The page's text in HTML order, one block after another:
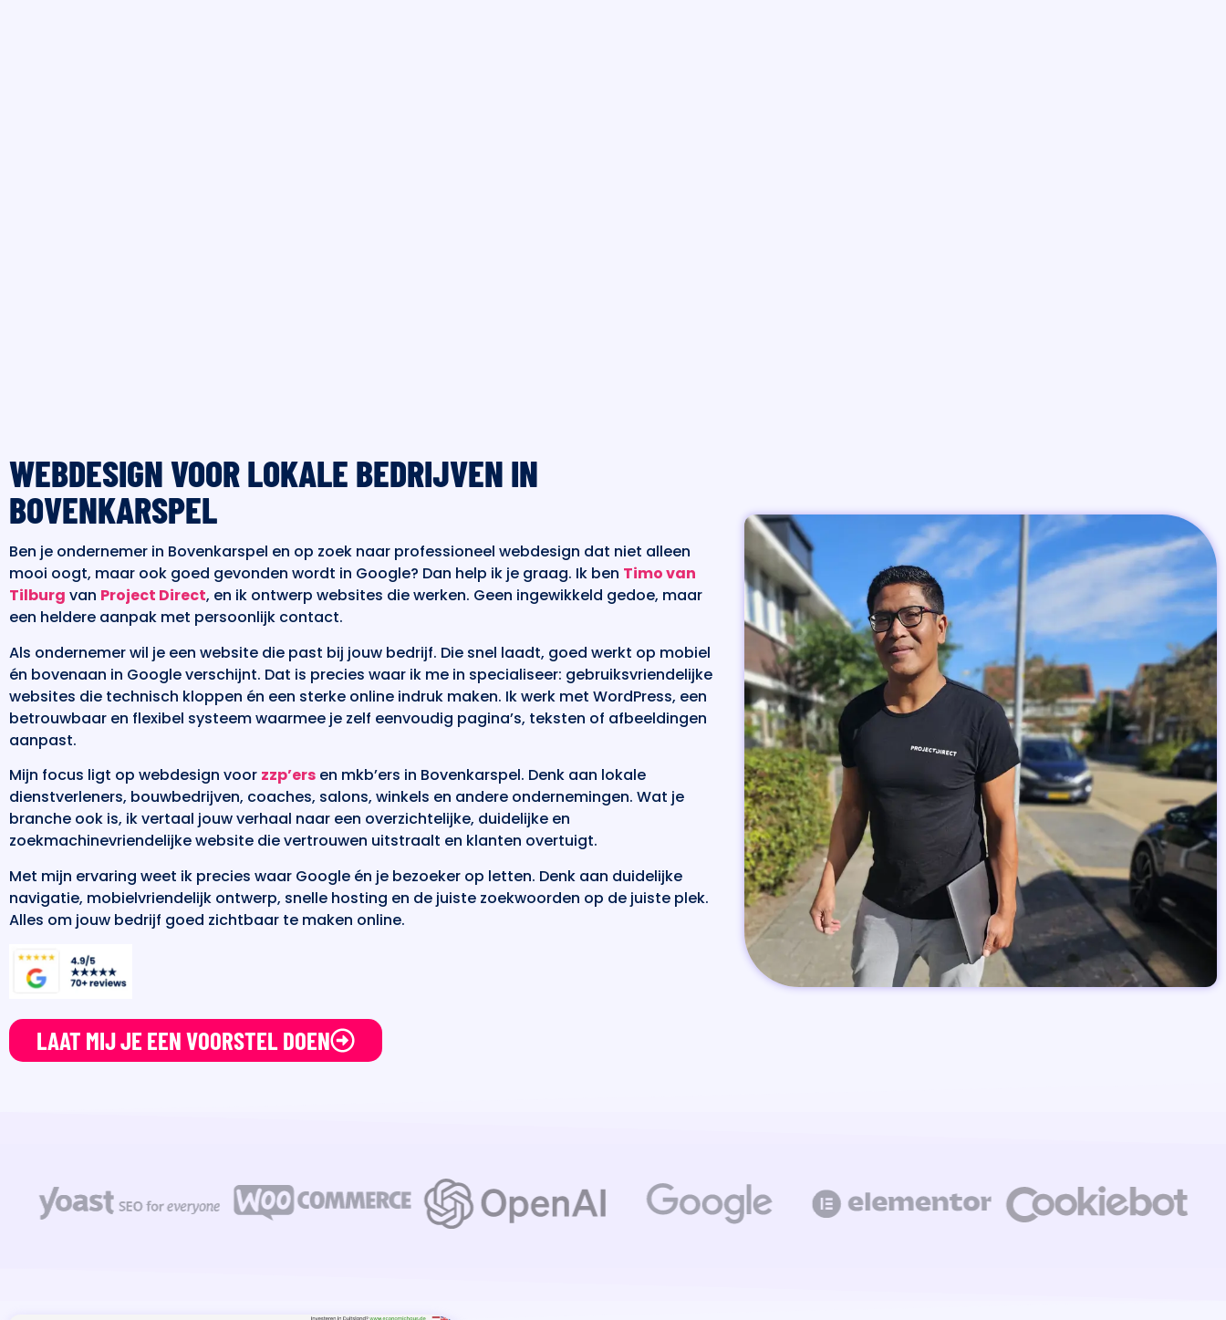
WEBDESIGN VOOR LOKALE BEDRIJVEN IN
BOVENKARSPEL
Ben je ondernemer in Bovenkarspel en op zoek naar professioneel webdesign dat niet alleen
mooi oogt, maar ook goed gevonden wordt in Google? Dan help ik je graag. Ik ben Timo van
Tilburg van Project Direct, en ik ontwerp websites die werken. Geen ingewikkeld gedoe, maar
een heldere aanpak met persoonlijk contact.
Als ondernemer wil je een website die past bij jouw bedrijf. Die snel laadt, goed werkt op mobiel
én bovenaan in Google verschijnt. Dat is precies waar ik me in specialiseer: gebruiksvriendelijke
websites die technisch kloppen én een sterke online indruk maken. Ik werk met WordPress, een
betrouwbaar en flexibel systeem waarmee je zelf eenvoudig pagina’s, teksten of afbeeldingen
aanpast.
Mijn focus ligt op webdesign voor zzp’ers en mkb’ers in Bovenkarspel. Denk aan lokale
dienstverleners, bouwbedrijven, coaches, salons, winkels en andere ondernemingen. Wat je
branche ook is, ik vertaal jouw verhaal naar een overzichtelijke, duidelijke en
zoekmachinevriendelijke website die vertrouwen uitstraalt en klanten overtuigt.
Met mijn ervaring weet ik precies waar Google én je bezoeker op letten. Denk aan duidelijke
navigatie, mobielvriendelijk ontwerp, snelle hosting en de juiste zoekwoorden op de juiste plek.
Alles om jouw bedrijf goed zichtbaar te maken online.
LAAT MIJ JE EEN VOORSTEL DOEN